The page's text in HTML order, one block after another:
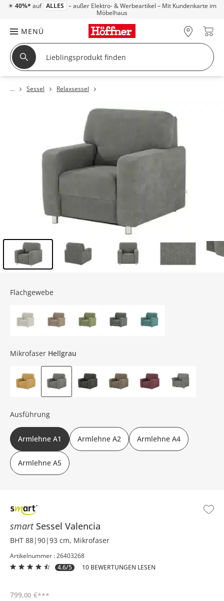
☀ 40%* auf ALLES – außer Elektro- & Werbeartikel – Mit Kundenkarte im
Möbelhaus
MENÜ
Sessel Relaxsessel
smart Sessel Valencia
BHT 88|90|93 cm, Mikrofaser
Artikelnummer : 26403268
4.6/5
10 BEWERTUNGEN LESEN
799,00 €***
Flachgewebe
Mikrofaser Hellgrau
Ausführung
Armlehne A1 Armlehne A2 Armlehne A4
Armlehne A5